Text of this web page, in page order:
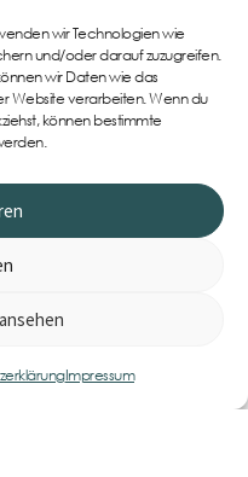
wir Technologien wie
und/oder darauf zuzugreifen.
wir Daten wie das
Website verarbeiten. Wenn du
können bestimmte
Impressum